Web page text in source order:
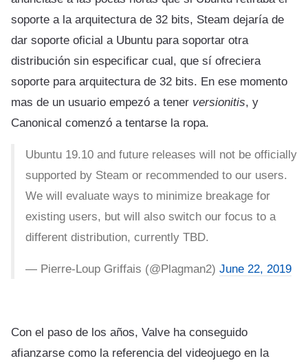
soporte a la arquitectura de 32 bits, Steam dejaría de
dar soporte oficial a Ubuntu para soportar otra
distribución sin especificar cual, que sí ofreciera
soporte para arquitectura de 32 bits. En ese momento
mas de un usuario empezó a tener versionitis, y
Canonical comenzó a tentarse la ropa.
Ubuntu 19.10 and future releases will not be officially
supported by Steam or recommended to our users.
We will evaluate ways to minimize breakage for
existing users, but will also switch our focus to a
different distribution, currently TBD.
— Pierre-Loup Griffais (@Plagman2) June 22, 2019
Con el paso de los años, Valve ha conseguido
afianzarse como la referencia del videojuego en la